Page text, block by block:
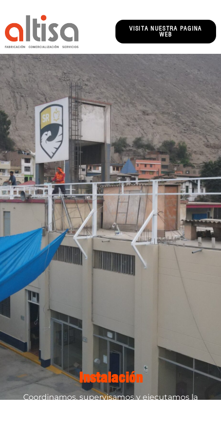
VISITA NUESTRA PAGINA
WEB
Instalación
Coordinamos, supervisamos y ejecutamos la